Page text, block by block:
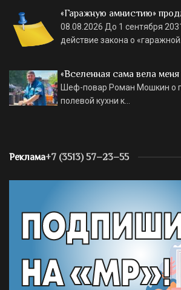
«Гаражную амнистию»
08.08.2026 До 1 сентября
действие закона о
«Вселенная сама вела
Шеф-повар Роман Мошкин о
полевой кухни к…
Реклама+7 (3513) 57–23–55